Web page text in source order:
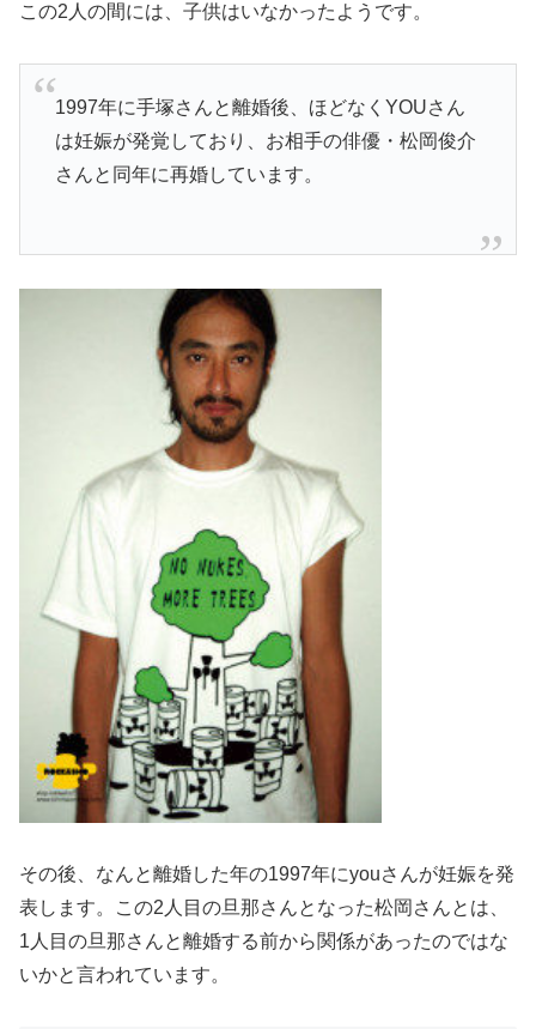
この2人の間には、子供はいなかったようです。
1997年に手塚さんと離婚後、ほどなくYOUさん
は妊娠が発覚しており、お相手の俳優・松岡俊介
さんと同年に再婚しています。
その後、なんと離婚した年の1997年にyouさんが妊娠を発
表します。この2人目の旦那さんとなった松岡さんとは、
1人目の旦那さんと離婚する前から関係があったのではな
いかと言われています。